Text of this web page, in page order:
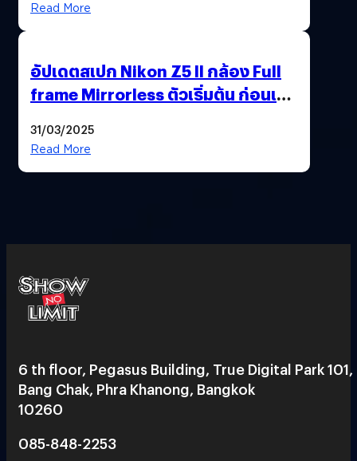
Read More
อัปเดตสเปก Nikon Z5 II กล้อง Full
frame Mirrorless ตัวเริ่มต้น ก่อนเปิด
31/03/2025
Read More
6 th floor, Pegasus Building, True Digital Park 101,
Bang Chak, Phra Khanong, Bangkok
10260
085-848-2253